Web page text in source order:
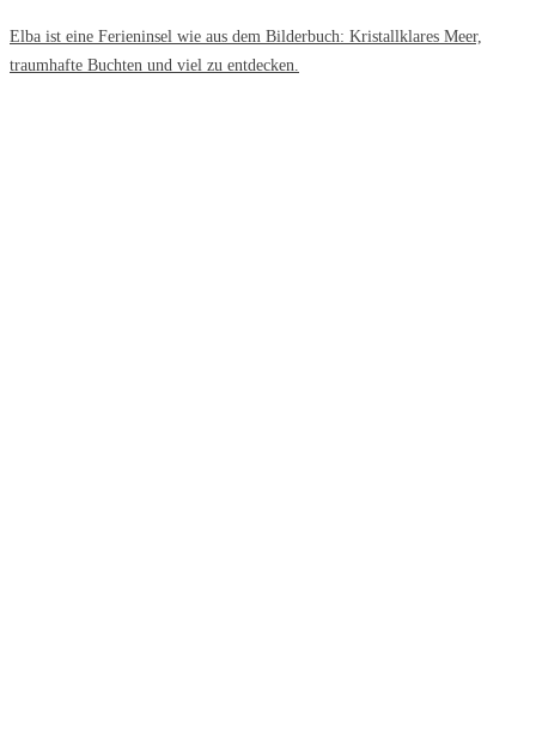
Elba ist eine Ferieninsel wie aus dem Bilderbuch: Kristallklares Meer,
traumhafte Buchten und viel zu entdecken.